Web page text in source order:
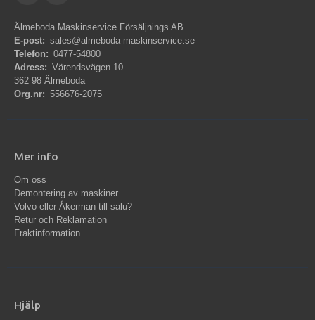
Älmeboda Maskinservice Försäljnings AB
E-post: sales@almeboda-maskinservice.se
Telefon: 0477-54800
Adress: Värendsvägen 10
362 98 Älmeboda
Org.nr: 556676-2075
Mer info
Om oss
Demontering av maskiner
Volvo eller Åkerman till salu?
Retur och Reklamation
Fraktinformation
Hjälp